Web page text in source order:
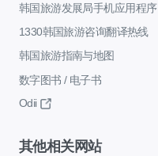
韩国旅游发展局手机应用程序
1330韩国旅游咨询翻译热线
韩国旅游指南与地图
数字图书 / 电子书
Odii
其他相关网站